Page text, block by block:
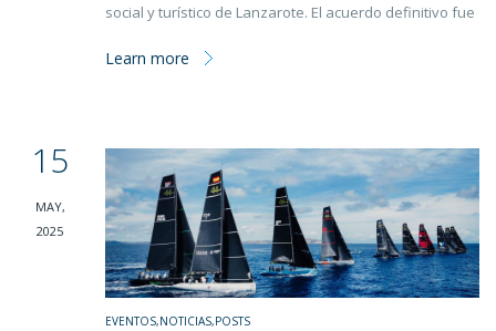
social y turístico de Lanzarote. El acuerdo definitivo fue
Learn more
15
MAY,
2025
EVENTOS,NOTICIAS,POSTS